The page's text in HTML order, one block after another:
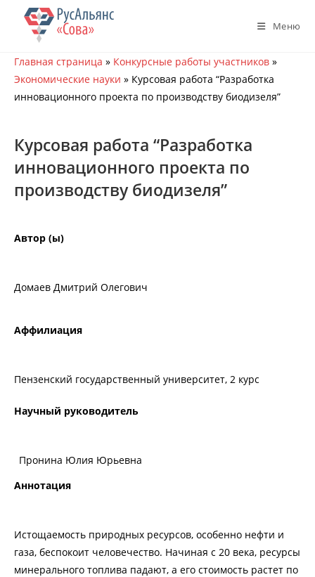
Перейти
содержимому
Меню
Главная страница » Конкурсные работы участников »
Экономические науки » Курсовая работа “Разработка
инновационного проекта по производству биодизеля”
Курсовая работа “Разработка
инновационного проекта по
производству биодизеля”
Автор (ы)
Домаев Дмитрий Олегович
Аффилиация
Пензенский государственный университет, 2 курс
Научный руководитель
Пронина Юлия Юрьевна
Аннотация
Истощаемость природных ресурсов, особенно нефти и
газа, беспокоит человечество. Начиная с 20 века, ресурсы
минерального топлива падают, а его стоимость растет по